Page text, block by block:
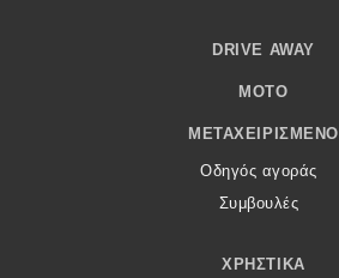
DRIVE AWAY
MOTO
ΜΕΤΑΧΕΙΡΙΣΜΈΝΟ
Οδηγός αγοράς
Συμβουλές
ΧΡΗΣΤΙΚΆ